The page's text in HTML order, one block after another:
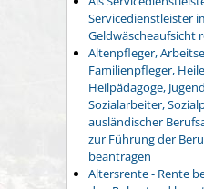
Servicedienstleister
Geldwäscheaufsicht
Altenpfleger,
Familienpfleger,
Heilpädagoge,
Sozialarbeiter,
ausländischer
zur Führung der
beantragen
Altersrente - Rente